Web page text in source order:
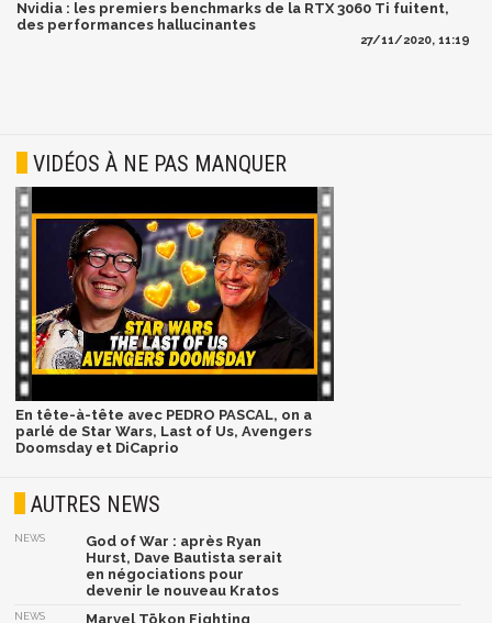
Nvidia : les premiers benchmarks de la RTX 3060 Ti fuitent,
des performances hallucinantes
27/11/2020, 11:19
VIDÉOS À NE PAS MANQUER
En tête-à-tête avec PEDRO PASCAL, on a
parlé de Star Wars, Last of Us, Avengers
Doomsday et DiCaprio
AUTRES NEWS
NEWS
God of War : après Ryan
Hurst, Dave Bautista serait
en négociations pour
devenir le nouveau Kratos
NEWS
Marvel Tōkon Fighting